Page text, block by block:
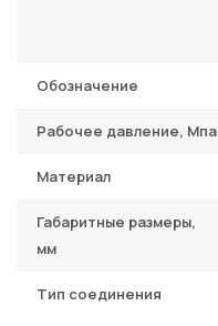
Обозначение
Рабочее давление, Мпа
Материал
Габаритные размеры,
мм
Тип соединения